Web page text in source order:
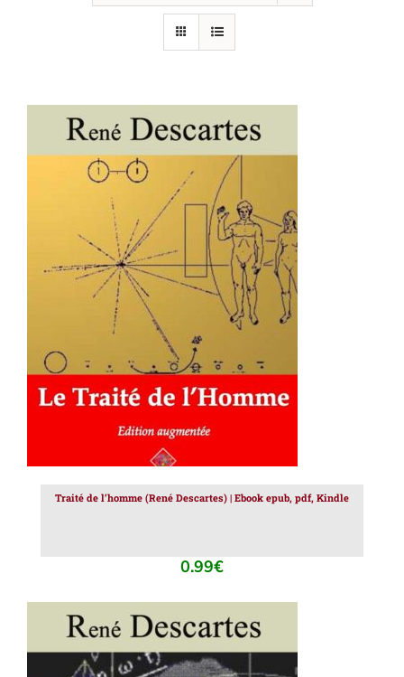
AJOUTER AU PANIER / DÉTAILS
Traité de l’homme (René Descartes) | Ebook epub, pdf, Kindle
0.99€